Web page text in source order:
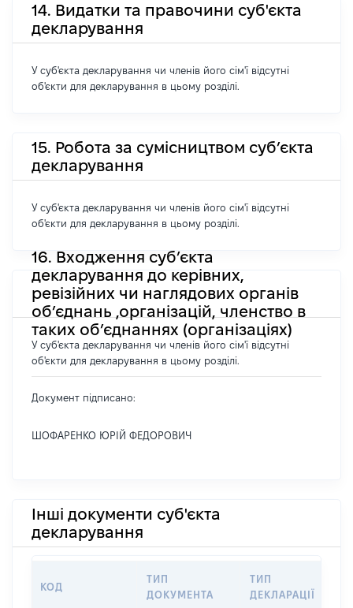
14. Видатки та правочини суб'єкта
декларування
У суб'єкта декларування чи членів його сім'ї відсутні
об'єкти для декларування в цьому розділі.
15. Робота за сумісництвом суб’єкта
декларування
У суб'єкта декларування чи членів його сім'ї відсутні
об'єкти для декларування в цьому розділі.
16. Входження суб’єкта
декларування до керівних,
ревізійних чи наглядових органів
об’єднань ,організацій, членство в
таких об’єднаннях (організаціях)
У суб'єкта декларування чи членів його сім'ї відсутні
об'єкти для декларування в цьому розділі.
Документ підписано:
ШОФАРЕНКО ЮРІЙ ФЕДОРОВИЧ
Інші документи суб'єкта
декларування
КОД
ТИП
ДОКУМЕНТА
ТИП
ДЕКЛАРАЦІЇ